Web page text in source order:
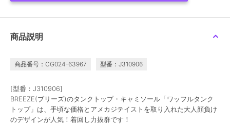
商品説明
商品番号：CG024-63967 型番：J310906
[型番：J310906]
BREEZE(ブリーズ)のタンクトップ・キャミソール「ワッフルタンク
トップ」は、手頃な価格とアメカジテイストを取り入れた大人顔負け
のデザインが人気！着回し力抜群です！